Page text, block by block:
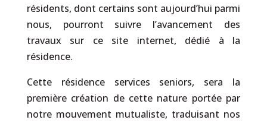
résidents, dont certains sont aujourd’hui parmi
nous, pourront suivre l’avancement des
travaux sur ce site internet, dédié à la
résidence.
Cette résidence services seniors, sera la
première création de cette nature portée par
notre mouvement mutualiste, traduisant nos